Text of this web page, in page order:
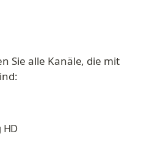
Sie alle Kanäle, die mit
HD